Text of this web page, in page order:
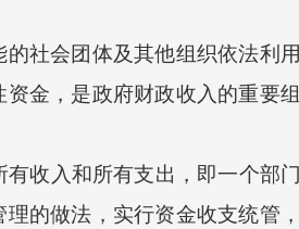
社会团体及其他组织依法利用
金，是政府财政收入的重要组
收入和所有支出，即一个部门
的做法，实行资金收支统管，